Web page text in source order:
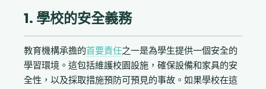
1. 學校的安全義務
教育機構承擔的首要責任之一是為學生提供一個安全的
學習環境。這包括維護校園設施，確保設備和家具的安
全性，以及採取措施預防可預見的事故。如果學校在這